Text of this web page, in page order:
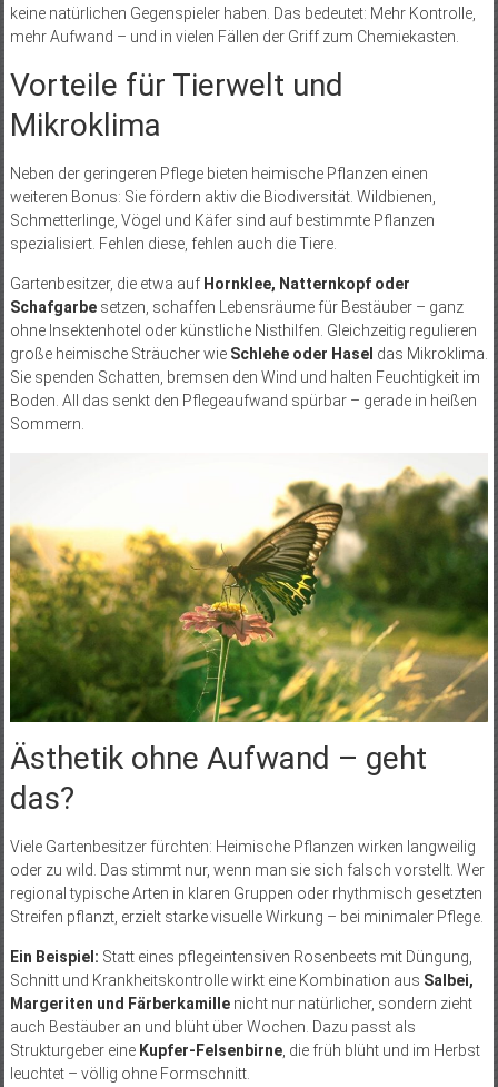
keine natürlichen Gegenspieler haben. Das bedeutet: Mehr Kontrolle,
mehr Aufwand – und in vielen Fällen der Griff zum Chemiekasten.
Vorteile für Tierwelt und
Mikroklima
Neben der geringeren Pflege bieten heimische Pflanzen einen
weiteren Bonus: Sie fördern aktiv die Biodiversität. Wildbienen,
Schmetterlinge, Vögel und Käfer sind auf bestimmte Pflanzen
spezialisiert. Fehlen diese, fehlen auch die Tiere.
Gartenbesitzer, die etwa auf Hornklee, Natternkopf oder
Schafgarbesetzen, schaffen Lebensräume für Bestäuber – ganz
ohne Insektenhotel oder künstliche Nisthilfen. Gleichzeitig regulieren
große heimische Sträucher wie Schlehe oder Hasel das Mikroklima.
Sie spenden Schatten, bremsen den Wind und halten Feuchtigkeit im
Boden. All das senkt den Pflegeaufwand spürbar – gerade in heißen
Sommern.
Ästhetik ohne Aufwand – geht
das?
Viele Gartenbesitzer fürchten: Heimische Pflanzen wirken langweilig
oder zu wild. Das stimmt nur, wenn man sie sich falsch vorstellt. Wer
regional typische Arten in klaren Gruppen oder rhythmisch gesetzten
Streifen pflanzt, erzielt starke visuelle Wirkung – bei minimaler Pflege.
Ein Beispiel: Statt eines pflegeintensiven Rosenbeets mit Düngung,
Schnitt und Krankheitskontrolle wirkt eine Kombination aus Salbei,
Margeriten und Färberkamillenicht nur natürlicher, sondern zieht
auch Bestäuber an und blüht über Wochen. Dazu passt als
Strukturgeber eine Kupfer-Felsenbirne, die früh blüht und im Herbst
leuchtet – völlig ohne Formschnitt.